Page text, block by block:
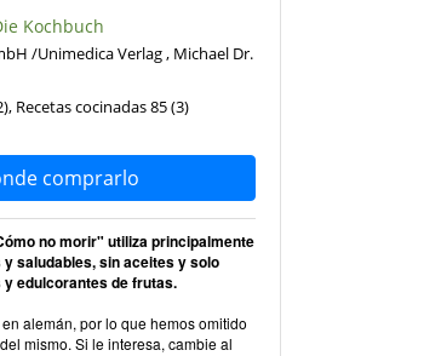
Kochbuch
/Unimedica Verlag , Michael Dr.
, Recetas cocinadas 85(3)
comprarlo
no morir" utiliza principalmente
saludables, sin aceites y solo
edulcorantes de frutas.
alemán, por lo que hemos omitido
mismo. Si le interesa, cambie al